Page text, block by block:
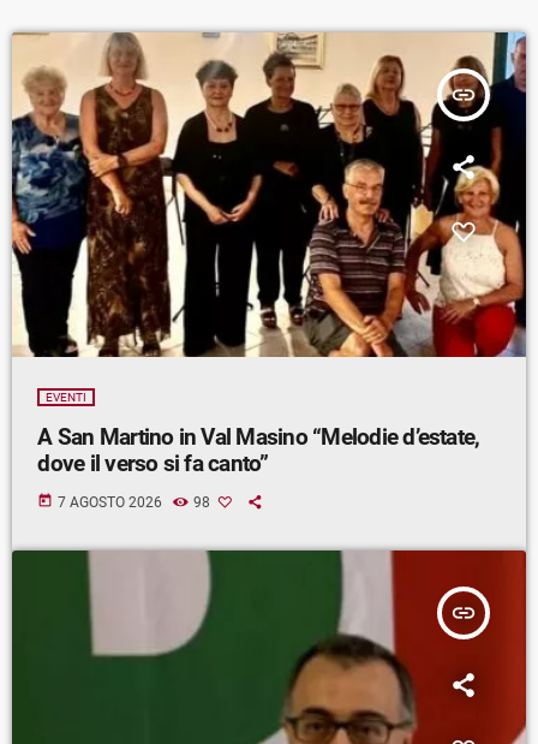
insert_link
EVENTI
A San Martino in Val Masino “Melodie d’estate,
dove il verso si fa canto”
today 7 AGOSTO 2026 98
insert_link